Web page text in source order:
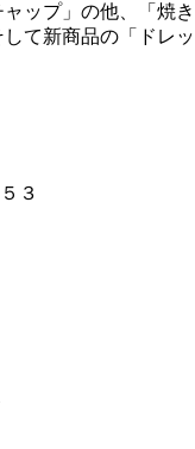
ップ」の他、「焼き
て新商品の「ドレッ
３